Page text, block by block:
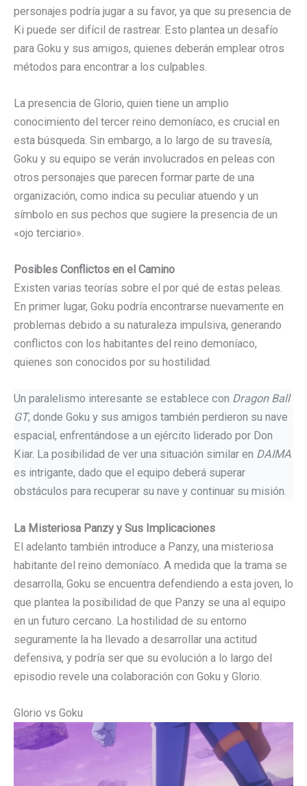
personajes podría jugar a su favor, ya que su presencia de
Ki puede ser difícil de rastrear. Esto plantea un desafío
para Goku y sus amigos, quienes deberán emplear otros
métodos para encontrar a los culpables.
La presencia de Glorio, quien tiene un amplio
conocimiento del tercer reino demoníaco, es crucial en
esta búsqueda. Sin embargo, a lo largo de su travesía,
Goku y su equipo se verán involucrados en peleas con
otros personajes que parecen formar parte de una
organización, como indica su peculiar atuendo y un
símbolo en sus pechos que sugiere la presencia de un
«ojo terciario».
Posibles Conflictos en el Camino
Existen varias teorías sobre el por qué de estas peleas.
En primer lugar, Goku podría encontrarse nuevamente en
problemas debido a su naturaleza impulsiva, generando
conflictos con los habitantes del reino demoníaco,
quienes son conocidos por su hostilidad.
Un paralelismo interesante se establece con Dragon Ball
GT, donde Goku y sus amigos también perdieron su nave
espacial, enfrentándose a un ejército liderado por Don
Kiar. La posibilidad de ver una situación similar en DAIMA
es intrigante, dado que el equipo deberá superar
obstáculos para recuperar su nave y continuar su misión.
La Misteriosa Panzy y Sus Implicaciones
El adelanto también introduce a Panzy, una misteriosa
habitante del reino demoníaco. A medida que la trama se
desarrolla, Goku se encuentra defendiendo a esta joven, lo
que plantea la posibilidad de que Panzy se una al equipo
en un futuro cercano. La hostilidad de su entorno
seguramente la ha llevado a desarrollar una actitud
defensiva, y podría ser que su evolución a lo largo del
episodio revele una colaboración con Goku y Glorio.
Glorio vs Goku